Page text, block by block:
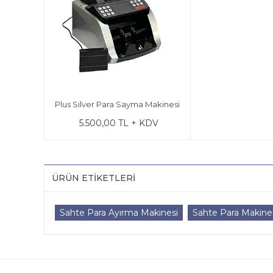
Plus Silver Para Sayma Makinesi
5.500,00 TL + KDV
ÜRÜN ETIKETLERI
Sahte Para Ayırma Makinesi Sahte Para